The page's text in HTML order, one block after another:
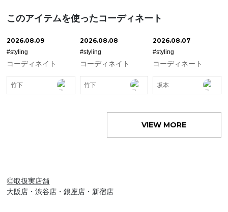
このアイテムを使ったコーディネート
2026.08.09
#styling
コーディネイト
竹下
2026.08.08
#styling
コーディネイト
竹下
2026.08.07
#styling
コーディネート
坂本
VIEW MORE
◎取扱実店舗
大阪店・渋谷店・銀座店・新宿店